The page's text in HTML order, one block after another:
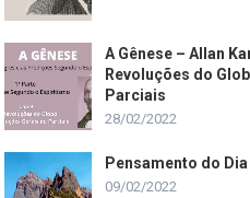
A Gênese – Allan
Revoluções do
Parciais
28/02/2022
Pensamento do
09/02/2022